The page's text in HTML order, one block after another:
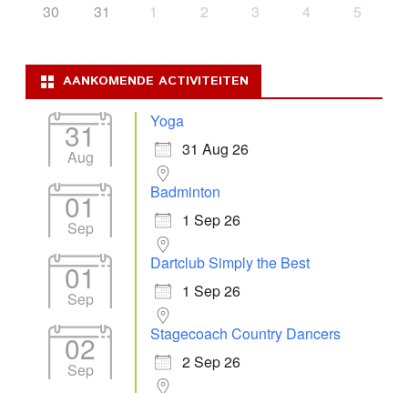
30 31 1 2 3 4 5
AANKOMENDE ACTIVITEITEN
31
Aug
Yoga
31 Aug 26
01
Sep
Badminton
1 Sep 26
01
Sep
Dartclub Simply the Best
1 Sep 26
02
Sep
Stagecoach Country Dancers
2 Sep 26